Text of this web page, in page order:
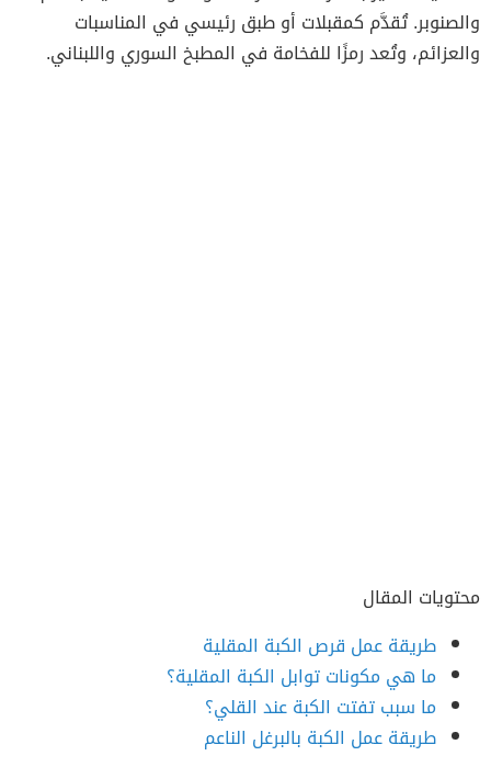
والصنوبر. تُقدَّم كمقبلات أو طبق رئيسي في المناسبات
والعزائم، وتُعد رمزًا للفخامة في المطبخ السوري واللبناني.
محتويات المقال
طريقة عمل قرص الكبة المقلية
ما هي مكونات توابل الكبة المقلية؟
ما سبب تفتت الكبة عند القلي؟
طريقة عمل الكبة بالبرغل الناعم